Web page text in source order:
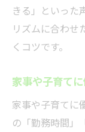
きる」といった
リズムに合わせ
くコツです。
家事や子育て
家事や子育てに
の「勤務時間」